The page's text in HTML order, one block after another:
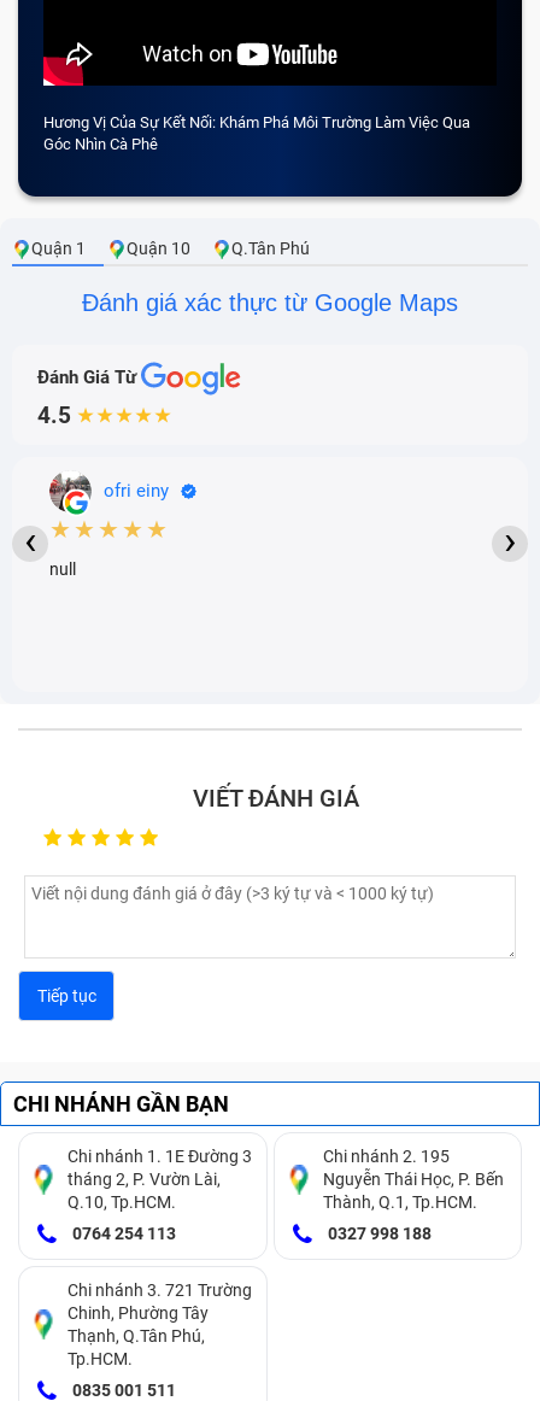
Hương Vị Của Sự Kết Nối: Khám Phá Môi Trường Làm Việc Qua
Góc Nhìn Cà Phê
Quận 1 Quận 10 Q.Tân Phú
Đánh giá xác thực từ Google Maps
Đánh Giá Từ
4.5 ★★★★★
ofri einy
★★★★★
null
‹ ›
VIẾT ĐÁNH GIÁ
CHI NHÁNH GẦN BẠN
Chi nhánh 1. 1E Đường 3
tháng 2, P. Vườn Lài,
Q.10, Tp.HCM.
0764 254 113
Chi nhánh 2. 195
Nguyễn Thái Học, P. Bến
Thành, Q.1, Tp.HCM.
0327 998 188
Chi nhánh 3. 721 Trường
Chinh, Phường Tây
Thạnh, Q.Tân Phú,
Tp.HCM.
0835 001 511